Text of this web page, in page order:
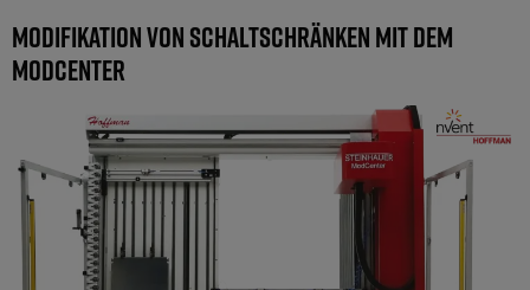
Vollautomatische
Kabelkonfektionierung
und
Datenanreicherung
Semiautomatische
Kabelkonfektion
Modifikation von Schaltschränken mit dem
Modcenter